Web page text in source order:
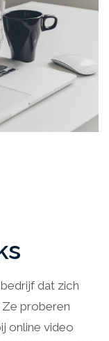
dat zich
Ze proberen
online video